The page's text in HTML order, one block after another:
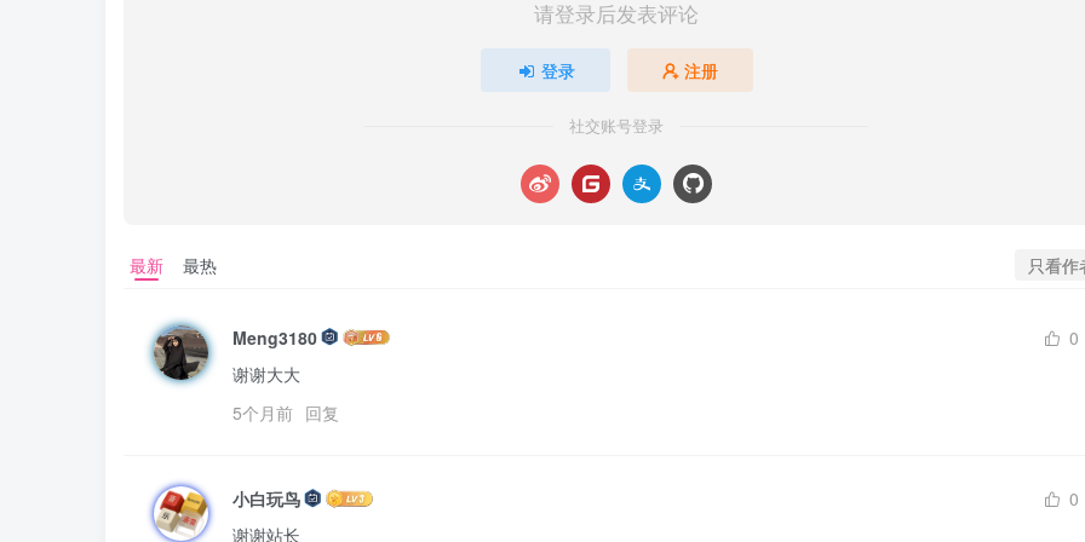
请登录后发表评论
登录 注册
社交账号登录
最新 最热 只看作
Meng3180
0
谢谢大大
5个月前 回复
小白玩鸟
0
谢谢站长